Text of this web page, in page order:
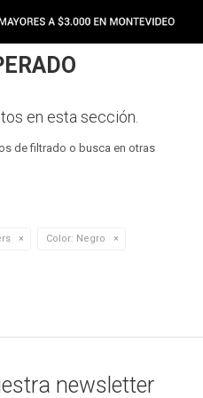
en esta sección.
de filtrado o busca en otras
Color: Negro
newsletter